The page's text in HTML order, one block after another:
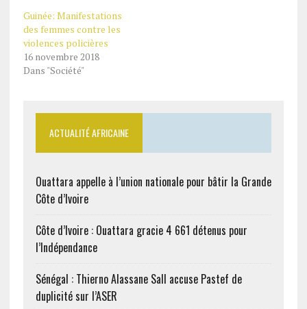
Guinée: Manifestations
des femmes contre les
violences policières
16 novembre 2018
Dans "Société"
ACTUALITÉ AFRICAINE
Ouattara appelle à l’union nationale pour bâtir la Grande
Côte d’Ivoire
Côte d’Ivoire : Ouattara gracie 4 661 détenus pour
l’Indépendance
Sénégal : Thierno Alassane Sall accuse Pastef de
duplicité sur l’ASER